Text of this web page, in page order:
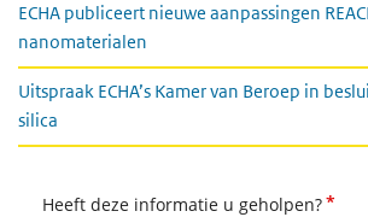
ECHA publiceert nieuwe aanpassingen
nanomaterialen
Uitspraak ECHA’s Kamer van Beroep in
silica
Heeft deze informatie u geholpen?*